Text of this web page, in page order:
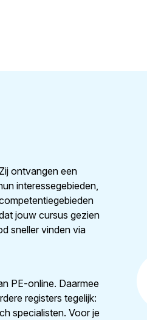
ontvangen een
interessegebieden,
jouw cursus gezien
sneller vinden via
PE-online. Daarmee
registers tegelijk:
specialisten. Voor je